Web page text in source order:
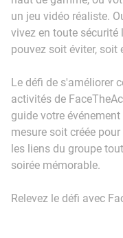
un jeu vidéo réaliste.
vivez en toute sécurité
pouvez soit éviter, soit
Le défi de s'améliorer
activités de
guide votre
mesure soit créée
les liens du groupe
soirée mémorable.
Relevez le défi avec